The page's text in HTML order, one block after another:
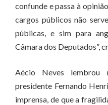
confunde e passa à
cargos públicos não
públicas, e sim para
Câmara dos Deputados”,
Aécio Neves lembrou
presidente Fernando
imprensa, de que a